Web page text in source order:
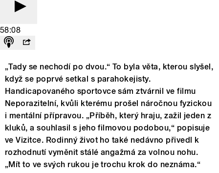
58:08
„Tady se nechodí po dvou.“ To byla věta, kterou slyšel,
když se poprvé setkal s parahokejisty.
Handicapovaného sportovce sám ztvárnil ve filmu
Neporazitelní, kvůli kterému prošel náročnou fyzickou
i mentální přípravou. „Příběh, který hraju, zažil jeden z
kluků, a souhlasil s jeho filmovou podobou,“ popisuje
ve Vizitce. Rodinný život ho také nedávno přivedl k
rozhodnutí vyměnit stálé angažmá za volnou nohu.
„Mít to ve svých rukou je trochu krok do neznáma.“